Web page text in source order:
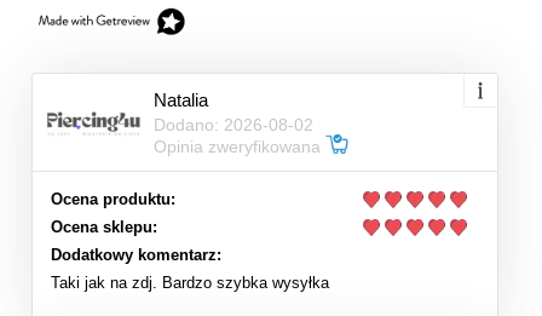
Natalia
Dodano: 2026-08-02
Opinia zweryfikowana
Ocena produktu:
Ocena sklepu:
Dodatkowy komentarz:
Taki jak na zdj. Bardzo szybka wysyłka